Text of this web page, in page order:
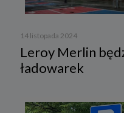
14 listopada 2024
Leroy Merlin
ładowarek